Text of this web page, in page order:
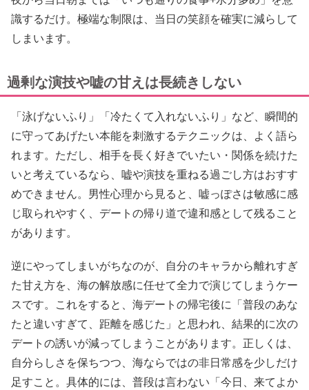
識するだけ。極端な制限は、当日の笑顔を確実に減らして
しまいます。
過剰な演技や嘘の甘えは長続きしない
「泳げないふり」「冷たくて入れないふり」など、瞬間的
に守ってあげたい本能を刺激するテクニックは、よく語ら
れます。ただし、相手を長く好きでいたい・関係を続けた
いと考えているなら、嘘や演技を重ねる過ごし方はおすす
めできません。男性心理から見ると、嘘っぽさは敏感に感
じ取られやすく、デートの帰り道で違和感として残ること
があります。
逆にやってしまいがちなのが、自分のキャラから離れすぎ
た甘え方を、海の解放感に任せて全力で演じてしまうケー
スです。これをすると、海デートの帰宅後に「普段のあな
たと違いすぎて、距離を感じた」と思われ、結果的に次の
デートの誘いが減ってしまうことがあります。正しくは、
自分らしさを保ちつつ、海ならではの非日常感を少しだけ
足すこと。具体的には、普段は言わない「今日、来てよか